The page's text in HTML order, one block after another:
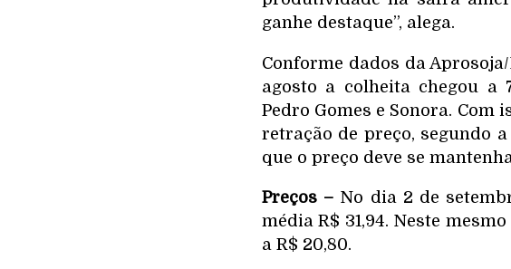
ganhe destaque”, alega.
Conforme dados da
agosto a colheita chegou a
Pedro Gomes e Sonora.
retração de preço, segundo
que o preço deve se
Preços – No dia 2 de
média R$ 31,94. Neste
a R$ 20,80.